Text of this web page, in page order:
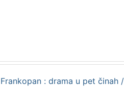
Frankopan : drama u pet činah